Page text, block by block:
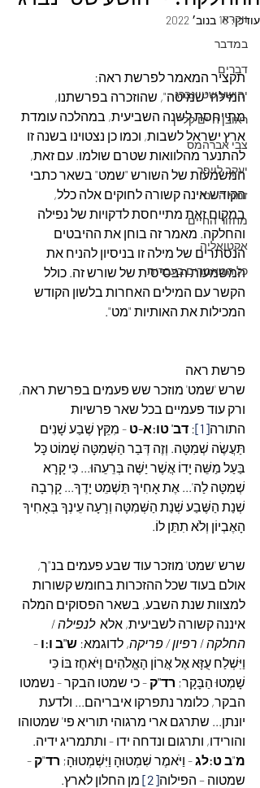
ויקרא
במדבר
דברים
יהושע שטיינברג
ראובן חיים קליין
צבי אברהמס
יעקב לויפר
זמני השנה
מחזור החיים
אקטואליה
כל המאמרים בעברית
עודכן:18 בנוב׳ 2022
תקציר המאמר לפרשת ראה:
המילה "שמיטה", שהוזכרה בפרשתנו,
מתייחסת לשנה השביעית, במהלכה עומדת
ארץ ישראל לשבות, וכמו כן נצטוינו בשנה זו
להתנער מהלוואות שטרם שולמו. עם זאת,
המשמעות של השורש "שמט" בשאר כתבי
הקודש אינה קשורה לחוקים אלה כלל,
במקום זאת מתייחסת לדקויות של נפילה
והחלקה. מאמר זה בוחן את ההיבטים
הנסתרים של מילה זו בניסיון להניח את
המשמעות הבסיסית של שורש זה. כולל
הקשר עם המילים האחרות בלשון הקודש
המכילות את האותיות "מט".
פרשת ראה
שרש 'שמט' מוזכר שש פעמים בפרשת ראה,
ורק עוד פעמיים בכל שאר פרשיות
התורה[1]
: דב' טו:א-ט - מִקֵּץ שֶׁבַע שָׁנִים
תַּעֲשֶׂה שְׁמִטָּה. וְזֶה דְּבַר הַשְּׁמִטָּה שָׁמוֹט כָּל
בַּעַל מַשֵּׁה יָדוֹ אֲשֶׁר יַשֶּׁה בְּרֵעֵהוּ... כִּי קָרָא
שְׁמִטָּה לַה'... אֶת אָחִיךָ תַּשְׁמֵט יָדֶךָ... קָרְבָה
שְׁנַת הַשֶּׁבַע שְׁנַת הַשְּׁמִטָּה וְרָעָה עֵינְךָ בְּאָחִיךָ
הָאֶבְיוֹן וְלֹא תִתֵּן לוֹ.
שרש 'שמט' מוזכר עוד שבע פעמים בנ"ך,
אולם בעוד שכל ההזכרות בחומש קשורות
למצוות שנת השבע, בשאר הפסוקים המלה
איננה קשורה לשביעית, אלא לנפילה /
החלקה / רפיון / פריקה, לדוגמא: ש"ב ו:ו -
וַיִּשְׁלַח עֻזָּא אֶל אֲרוֹן הָאֱלֹהִים וַיֹּאחֶז בּוֹ כִּי
שָׁמְטוּ הַבָּקָר; רד"ק - כי שמטו הבקר - נשמטו
הבקר, כלומר נתפרקו איבריהם... ולדעת
יונתן... שתרגם ארי מרגוהי תוריא פי' שמטוהו
והורידו, ותרגום ונדחה ידו - ותתמריג ידיה.
מ"ב ט:לג - וַיֹּאמֶר שִׁמְטוּהָ וַיִּשְׁמְטוּהָ; רד"ק -
שמטוה – הפילוה[2] מן החלון לארץ.